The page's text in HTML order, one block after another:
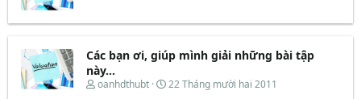
r
e
r
u
e
d
s
t
a
y
ắ
đ
ầ
Các bạn ơi, giúp mình giải những bài tập
này...
T
oanhdthubt
N
22 Tháng mười hai 2011